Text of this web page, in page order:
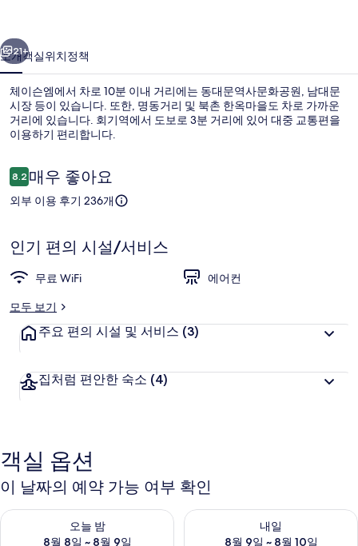
갤
러
리
21+
소개객실위치정책
체이슨엠에서 차로 10분 이내 거리에는 동대문역사문화공원, 남대문
시장 등이 있습니다. 또한, 명동거리 및 북촌 한옥마을도 차로 가까운
거리에 있습니다. 회기역에서 도보로 3분 거리에 있어 대중 교통편을
이용하기 편리합니다.
이
용
후
8.210점 만점 중 8.2점.
매우 좋아요
외부 이용 후기 236개
인기 편의 시설/서비스
무료 WiFi
에어컨
모두 보기
주요 편의 시설 및 서비스 (3)
집처럼 편안한 숙소 (4)
객실 옵션
이 날짜의 예약 가능 여부 확인
오늘 밤
8월 8일 ~ 8월 9일
오늘 밤 예약 가능 여부 확인, 8월 8일 ~ 8월 9일
내일
8월 9일 ~ 8월 10일
내일 예약 가능 여부 확인, 8월